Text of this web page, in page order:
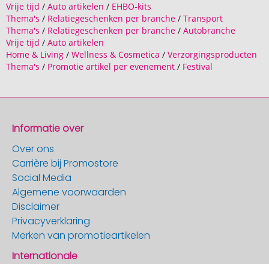
Vrije tijd / Auto artikelen / EHBO-kits
Thema's / Relatiegeschenken per branche / Transport
Thema's / Relatiegeschenken per branche / Autobranche
Vrije tijd / Auto artikelen
Home & Living / Wellness & Cosmetica / Verzorgingsproducten
Thema's / Promotie artikel per evenement / Festival
Informatie over
Over ons
Carrière bij Promostore
Social Media
Algemene voorwaarden
Disclaimer
Privacyverklaring
Merken van promotieartikelen
Internationale